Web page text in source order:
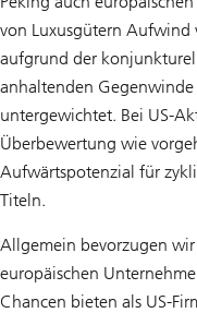
von Luxusgütern
aufgrund der
anhaltenden
untergewichtet. Bei US-
Überbewertung wie
Aufwärtspotenzial für
Titeln.
Allgemein bevorzugen
europäischen
Chancen bieten als US-